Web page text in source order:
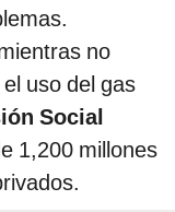
no
uso del gas
Social
1,200 millones